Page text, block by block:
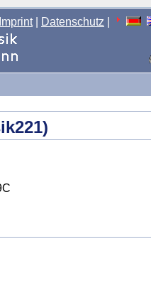
Imprint| Datenschutz